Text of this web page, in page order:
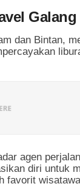
dan Bintan,
agen
diri untuk
favorit